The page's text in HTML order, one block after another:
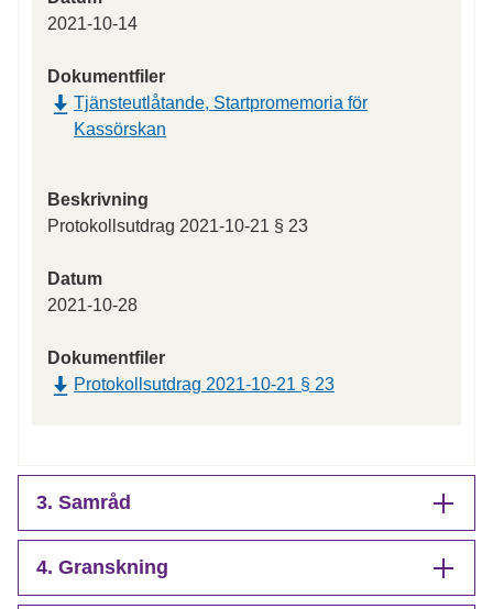
2021-10-14
Dokumentfiler
Tjänsteutlåtande, Startpromemoria för
Kassörskan
Beskrivning
Protokollsutdrag 2021-10-21 § 23
Datum
2021-10-28
Dokumentfiler
Protokollsutdrag 2021-10-21 § 23
3. Samråd
4. Granskning